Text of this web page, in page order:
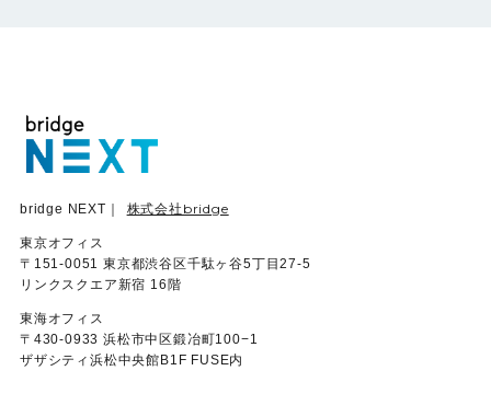
bridge NEXT｜ 株式会社bridge
東京オフィス
〒151-0051 東京都渋谷区千駄ヶ谷5丁目27-5
リンクスクエア新宿 16階
東海オフィス
〒430-0933 浜松市中区鍛冶町100−1
ザザシティ浜松中央館B1F FUSE内